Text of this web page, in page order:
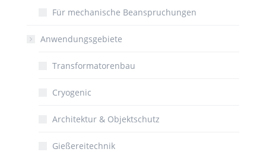
Für mechanische Beanspruchungen
Anwendungsgebiete
Transformatorenbau
Cryogenic
Architektur & Objektschutz
Gießereitechnik